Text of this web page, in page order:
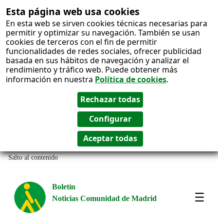
Esta página web usa cookies
En esta web se sirven cookies técnicas necesarias para
permitir y optimizar su navegación. También se usan
cookies de terceros con el fin de permitir
funcionalidades de redes sociales, ofrecer publicidad
basada en sus hábitos de navegación y analizar el
rendimiento y tráfico web. Puede obtener más
información en nuestra Política de cookies.
Salto al contenido
Boletín
Noticias Comunidad de Madrid